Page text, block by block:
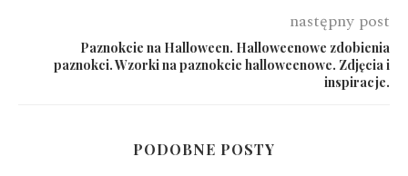
następny post
Paznokcie na Halloween. Halloweenowe zdobienia
paznokci. Wzorki na paznokcie halloweenowe. Zdjęcia i
inspiracje.
PODOBNE POSTY